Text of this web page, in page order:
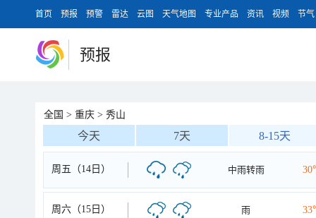
首页 预报 预警 雷达 云图 天气地图 专业产品 资讯 视频 节气
预报
全国 > 重庆 > 秀山
今天 7天 8-15天
周五（14日） 中雨转雨
周六（15日） 雨